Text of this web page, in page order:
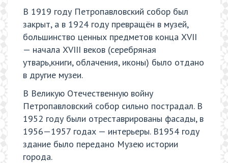
В 1919 году Петропавловский собор был
закрыт, а в 1924 году превращён в музей,
большинство ценных предметов конца XVII
— начала XVIII веков (серебряная
утварь,книги, облачения, иконы) было отдано
в другие музеи.
В Великую Отечественную войну
Петропавловский собор сильно пострадал. В
1952 году были отреставрированы фасады, в
1956—1957 годах — интерьеры. В1954 году
здание было передано Музею истории
города.